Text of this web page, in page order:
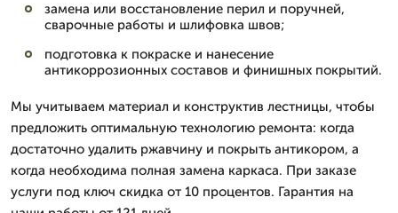
замена или восстановление перил и поручней,
сварочные работы и шлифовка швов;
подготовка к покраске и нанесение
антикоррозионных составов и финишных покрытий.
Мы учитываем материал и конструктив лестницы, чтобы
предложить оптимальную технологию ремонта: когда
достаточно удалить ржавчину и покрыть антикором, а
когда необходима полная замена каркаса. При заказе
услуги под ключ скидка от 10 процентов. Гарантия на